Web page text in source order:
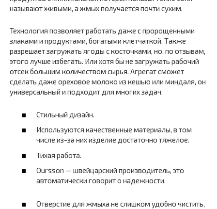
называют живыми, а жмых получается почти сухим.
Технология позволяет работать даже с пророщенными
злаками и продуктами, богатыми клетчаткой. Также
разрешает загружать ягоды с косточками, но, по отзывам,
этого лучше избегать. Или хотя бы не загружать рабочий
отсек большим количеством сырья. Агрегат сможет
сделать даже ореховое молоко из кешью или миндаля, он
универсальный и подходит для многих задач.
Стильный дизайн.
Используются качественные материалы, в том
числе из-за них изделие достаточно тяжелое.
Тихая работа.
Oursson — швейцарский производитель, это
автоматически говорит о надежности.
Отверстие для жмыха не слишком удобно чистить,